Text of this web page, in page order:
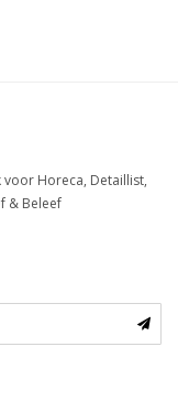
Horeca, Detaillist,
& Beleef